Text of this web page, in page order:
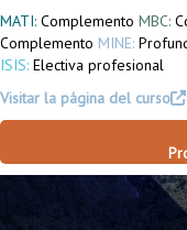
MATI: Complemento MBC:
Complemento MINE:
ISIS: Electiva profesional
Visitar la página del curso